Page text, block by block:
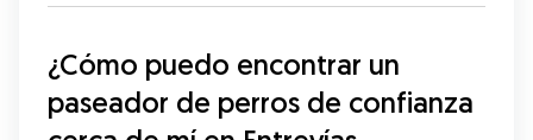
¿Cómo puedo encontrar un
paseador de perros de confianza